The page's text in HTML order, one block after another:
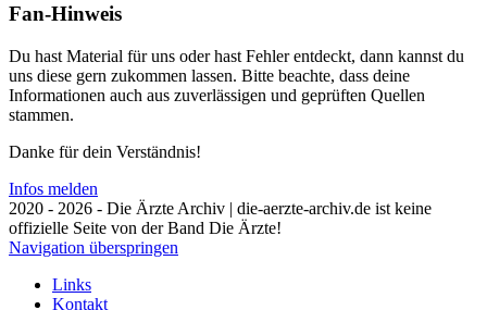
Fan-Hinweis
Du hast Material für uns oder hast Fehler entdeckt, dann kannst du
uns diese gern zukommen lassen. Bitte beachte, dass deine
Informationen auch aus zuverlässigen und geprüften Quellen
stammen.
Danke für dein Verständnis!
Infos melden
2020 - 2026 - Die Ärzte Archiv | die-aerzte-archiv.de ist keine
offizielle Seite von der Band Die Ärzte!
Navigation überspringen
Links
Kontakt